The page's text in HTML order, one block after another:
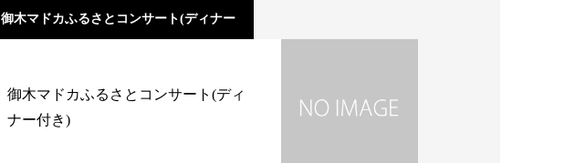
御木マドカふるさとコンサート(ディナー
御木マドカふるさとコンサート(ディ
ナー付き)